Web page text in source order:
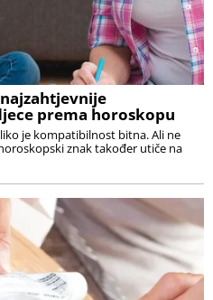
najzahtjevnije
prema horoskopu
je kompatibilnost bitna. Ali ne
znak također utiče na